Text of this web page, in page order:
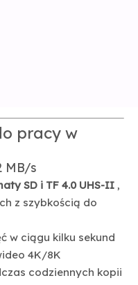
pracy w
MB/s
SD i TF 4.0 UHS-II ,
z szybkością do
w ciągu kilku sekund
4K/8K
codziennych kopii